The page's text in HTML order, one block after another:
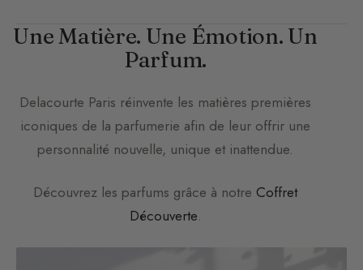
Une Matière. Une Émotion. Un
Parfum.
Delacourte Paris réinvente les matières premières
iconiques de la parfumerie afin de leur offrir une
personnalité nouvelle, unique et inattendue.
Découvrez les parfums grâce à notre Coffret
Découverte.